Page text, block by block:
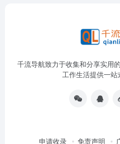
千流导航致力于收集和分享实用
工作生活提供一站
申请收录 免责声明